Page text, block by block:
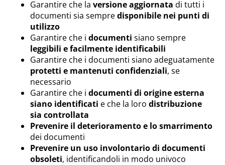
Garantire che la versione aggiornata di tutti i
documenti sia sempredisponibile nei punti di
utilizzo
Garantire che i documenti siano sempre
leggibili e facilmente identificabili
Garantire che i documenti siano adeguatamente
protetti e mantenuti confidenziali, se
necessario
Garantire che i documenti di origine esterna
siano identificati e che la loro distribuzione
sia controllata
Prevenire il deterioramento e lo smarrimento
dei documenti
Prevenire un uso involontario di documenti
obsoleti, identificandoli in modo univoco